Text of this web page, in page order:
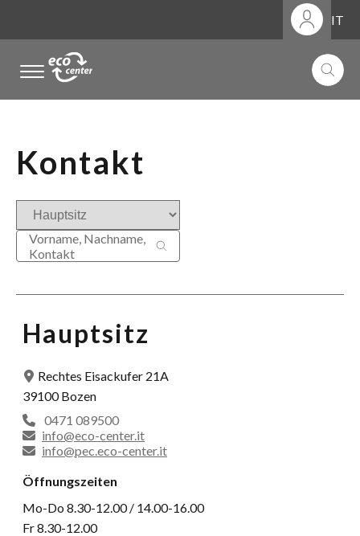
IT
..
Kontakt
Vorname, Nachname,
Kontakt
Hauptsitz
Rechtes Eisackufer 21A
39100 Bozen
0471 089500
info@eco-center.it
info@pec.eco-center.it
Öffnungszeiten
Mo-Do 8.30-12.00 / 14.00-16.00
Fr 8.30-12.00